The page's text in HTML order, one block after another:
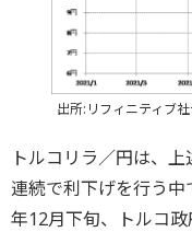
出所:リフィニティブ
トルコリラ／円は、
連続で利下げを行う
年12月下旬、トルコ